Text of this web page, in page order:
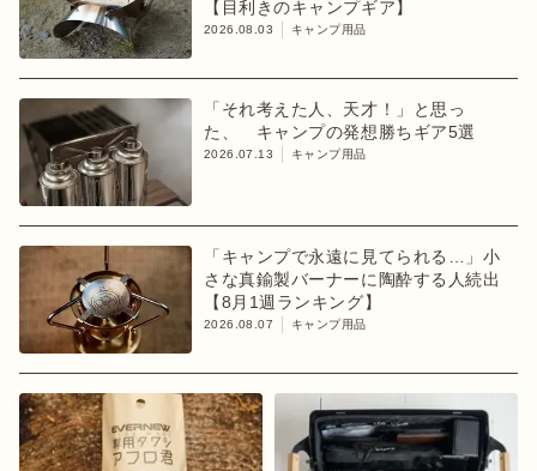
【目利きのキャンプギア】
2026.08.03 キャンプ用品
「それ考えた人、天才！」と思っ
た、 キャンプの発想勝ちギア5選
2026.07.13 キャンプ用品
「キャンプで永遠に見てられる…」小
さな真鍮製バーナーに陶酔する人続出
【8月1週ランキング】
2026.08.07 キャンプ用品